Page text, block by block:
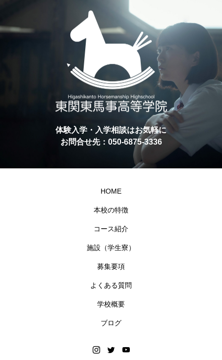
体験入学・入学相談はお気軽に
お問合せ先：050-6875-3336
HOME
本校の特徴
コース紹介
施設（学生寮）
募集要項
よくある質問
学校概要
ブログ